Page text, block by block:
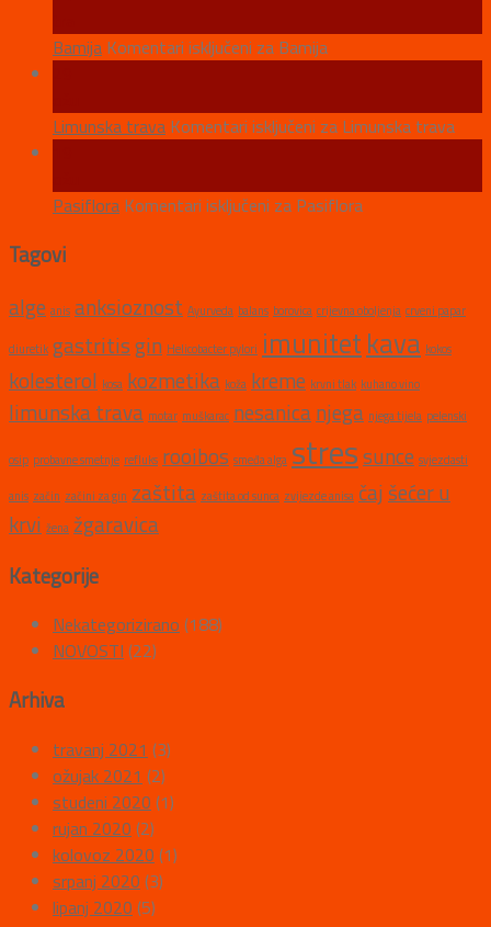
Bamija Komentari isključeni za Bamija
Limunska trava Komentari isključeni za Limunska trava
Pasiflora Komentari isključeni za Pasiflora
Tagovi
alge anis anksioznost Ayurveda balans borovica crijevna oboljenja crveni papar
diuretik gastritisgin Helicobacter pylori imunitetkava kokos
kolesterol kosa kozmetika koža kreme krvni tlak kuhano vino
limunska trava motar muškarac nesanicanjega njega tijela pelenski
osip probavne smetnje refluks rooibos smeđa alga stressunce svjezdasti
anis začin začini za gin zaštita zaštita od sunca zvijezde anisa čaj šećer u
krvi žena žgaravica
Kategorije
Nekategorizirano (188)
NOVOSTI (22)
Arhiva
travanj 2021 (3)
ožujak 2021 (2)
studeni 2020 (1)
rujan 2020 (2)
kolovoz 2020 (1)
srpanj 2020 (3)
lipanj 2020 (5)